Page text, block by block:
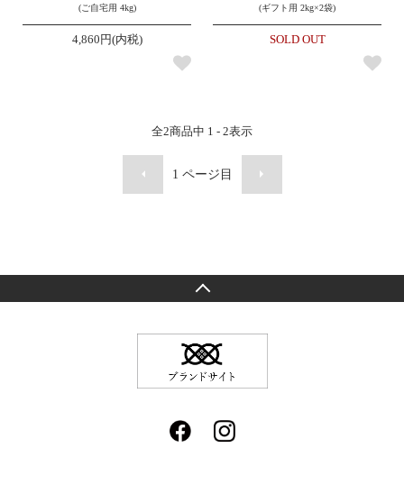
(ご自宅用 4kg)
4,860円(内税)
(ギフト用 2kg×2袋)
SOLD OUT
全2商品中 1 - 2表示
1 ページ目